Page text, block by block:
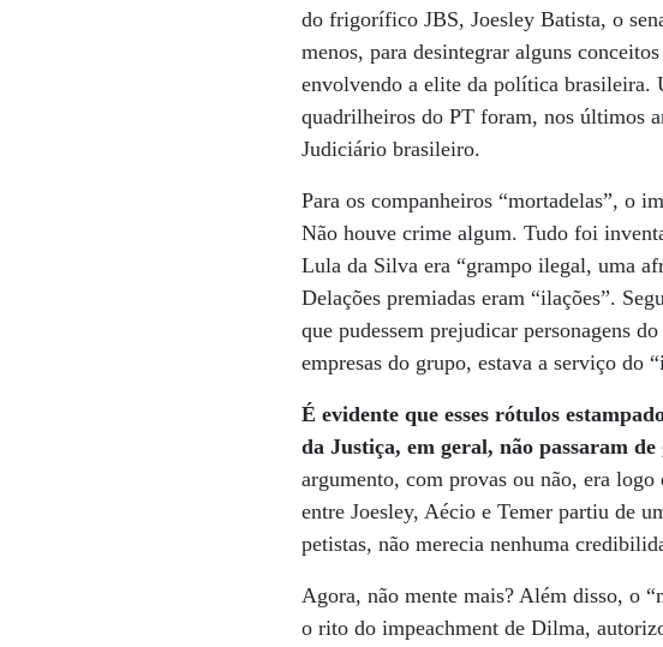
do frigorífico JBS, Joesley Batista, o
menos, para desintegrar alguns
envolvendo a elite da política brasileira.
quadrilheiros do PT foram, nos últimos
Judiciário brasileiro.
Para os companheiros “mortadelas”, o
Não houve crime algum. Tudo foi
Lula da Silva era “grampo ilegal, uma
Delações premiadas eram “ilações”.
que pudessem prejudicar personagens
empresas do grupo, estava a serviço do
É evidente que esses rótulos
da Justiça, em geral, não passaram
argumento, com provas ou não, era logo
entre Joesley, Aécio e Temer partiu de
petistas, não merecia nenhuma
Agora, não mente mais? Além disso, o
o rito do impeachment de Dilma,